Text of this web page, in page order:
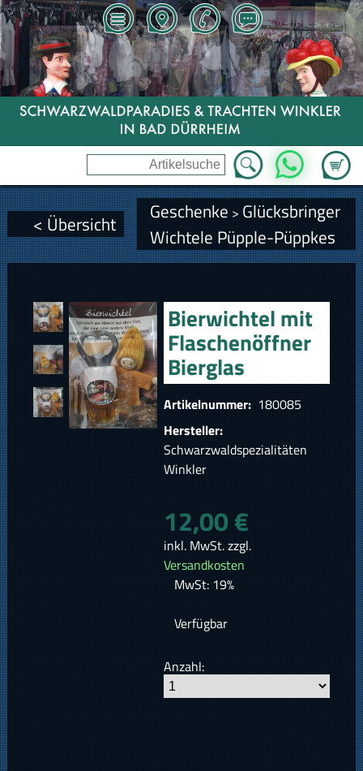
Zum
WhatsApp
< Übersicht Geschenke > Glücksbringer
Wichtele Püpple-Püppkes
Bierwichtel mit
Flaschenöffner
Bierglas
Artikelnummer: 180085
Hersteller:
Schwarzwaldspezialitäten
Winkler
12,00 €
inkl. MwSt. zzgl.
Versandkosten
MwSt: 19%
Verfügbar
Anzahl: